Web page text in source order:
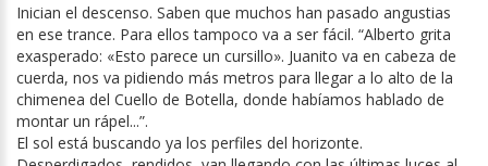
Inician el descenso. Saben que muchos han pasado angustias
en ese trance. Para ellos tampoco va a ser fácil. “Alberto grita
exasperado: «Esto parece un cursillo». Juanito va en cabeza de
cuerda, nos va pidiendo más metros para llegar a lo alto de la
chimenea del Cuello de Botella, donde habíamos hablado de
montar un rápel...”.
El sol está buscando ya los perfiles del horizonte.